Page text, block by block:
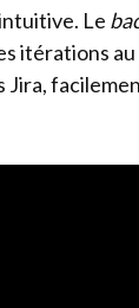
Le
itérations au